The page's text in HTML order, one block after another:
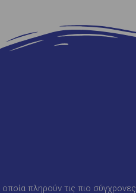
πληρούν τις πιο σύγχρονες